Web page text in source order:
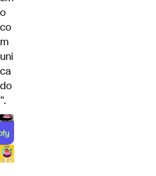
o
co
m
uni
ca
do
”.